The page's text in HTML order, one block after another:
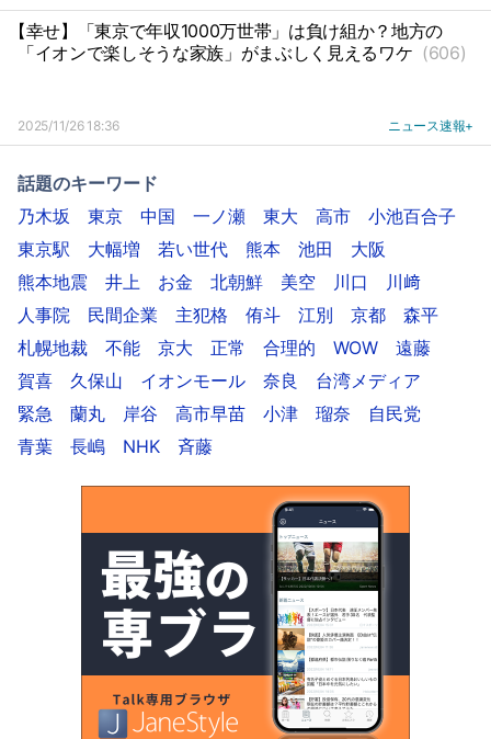
【幸せ】「東京で年収1000万世帯」は負け組か？地方の
「イオンで楽しそうな家族」がまぶしく見えるワケ (606)
2025/11/26 18:36 ニュース速報+
話題のキーワード
乃木坂
東京 中国 一ノ瀬 東大 高市
小池百合子
東京駅
大幅増 若い世代 熊本 池田
大阪
熊本地震
井上 お金 北朝鮮 美空 川口
川﨑
人事院
民間企業 主犯格 侑斗 江別 京都
森平
札幌地裁
不能 京大 正常 合理的 WOW
遠藤
賀喜
久保山 イオンモール 奈良
台湾メディア
緊急
蘭丸 岸谷 高市早苗 小津 瑠奈
自民党
青葉
長嶋 NHK 斉藤